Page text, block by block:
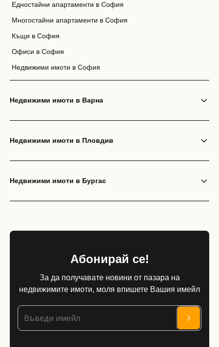
Едностайни апартаменти в София
Многостайни апартаменти в София
Къщи в София
Офиси в София
Недвижими имоти в София
Недвижими имоти в Варна
Недвижими имоти в Пловдив
Недвижими имоти в Бургас
Абонирай се!
За да получавате новини от пазара на
недвижимите имоти, моля впишете Вашия имейл